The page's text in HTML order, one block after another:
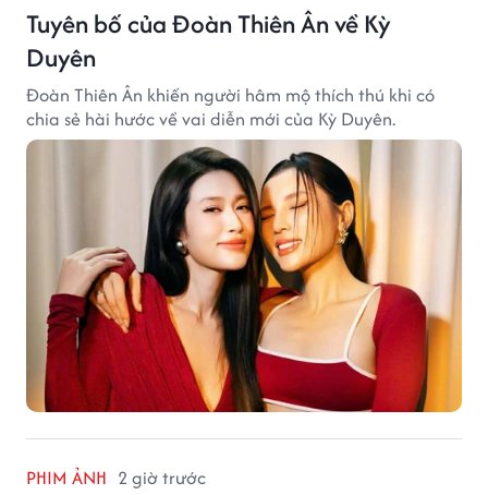
Tuyên bố của Đoàn Thiên Ân về Kỳ
Duyên
Đoàn Thiên Ân khiến người hâm mộ thích thú khi có
chia sẻ hài hước về vai diễn mới của Kỳ Duyên.
PHIM ẢNH 2 giờ trước